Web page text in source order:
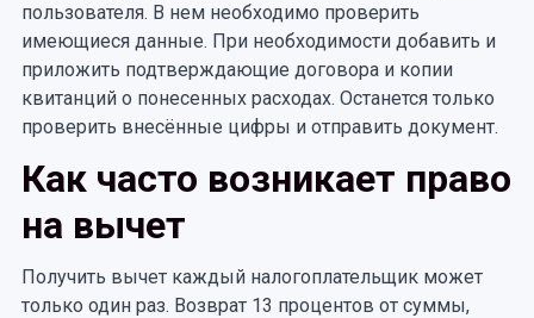
пользователя. В нем необходимо проверить
имеющиеся данные. При необходимости добавить и
приложить подтверждающие договора и копии
квитанций о понесенных расходах. Останется только
проверить внесённые цифры и отправить документ.
Как часто возникает право
на вычет
Получить вычет каждый налогоплательщик может
только один раз. Возврат 13 процентов от суммы,